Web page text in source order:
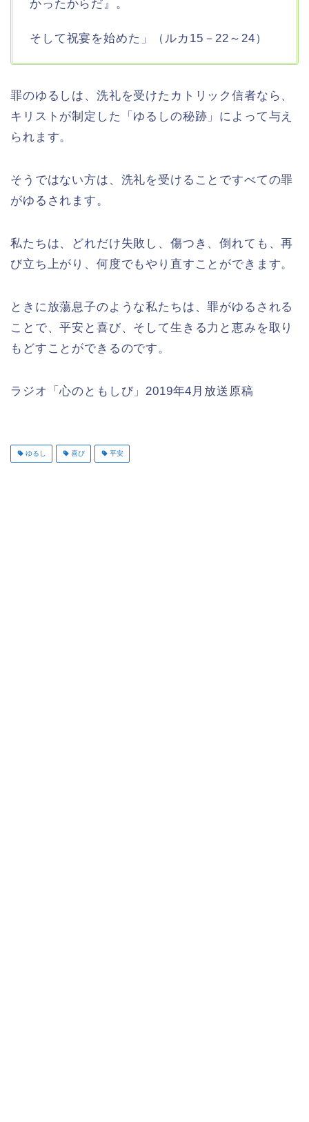
かったからだ』。
そして祝宴を始めた」（ルカ15－22～24）
罪のゆるしは、洗礼を受けたカトリック信者なら、
キリストが制定した「ゆるしの秘跡」によって与え
られます。
そうではない方は、洗礼を受けることですべての罪
がゆるされます。
私たちは、どれだけ失敗し、傷つき、倒れても、再
び立ち上がり、何度でもやり直すことができます。
ときに放蕩息子のような私たちは、罪がゆるされる
ことで、平安と喜び、そして生きる力と恵みを取り
もどすことができるのです。
ラジオ「心のともしび」2019年4月放送原稿
ゆるし 喜び 平安